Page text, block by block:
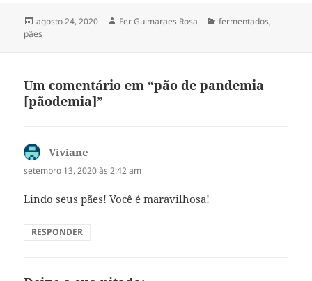
Publicado
em
agosto 24, 2020 Autor
Fer Guimaraes Rosa Categorias
fermentados,
pães
Um comentário em “pão de pandemia
[pãodemia]”
Viviane
setembro 13, 2020 às 2:42 am
Lindo seus pães! Você é maravilhosa!
RESPONDER